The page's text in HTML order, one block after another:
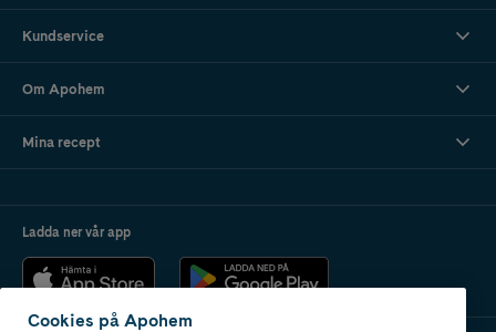
Kundservice
Om Apohem
Mina recept
Ladda ner vår app
Cookies på Apohem